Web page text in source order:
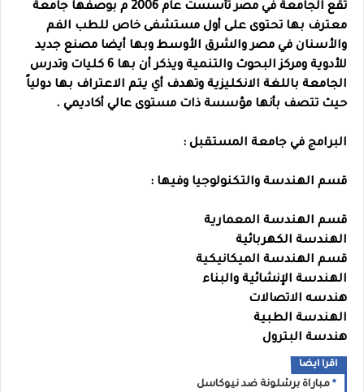
تقع الجامعة في مصر تأسست عام 2006 م بوصفها جامعة
معترف بها تحتوى على أول مستشفى خاص للطب الفم
والأسنان في مصر والشرق الأوسط وبها أيضا مصنع جديد
للأدوية ومركز البحوث والتنمية ويذكر أن بها 6 كليات وتدرس
الجامعة باللغة الانكليزية وتهدف أي يتم الاعتراف بها دولياً
حيث تتصف بأنها مؤسسة ذات مستوى عالي أكاديمي .
البرامج في جامعة المستقبل :
قسم الهندسة والتكنولوجيا وفيها :
قسم الهندسة المعمارية
الهندسة الكهربائية
قسم الهندسة الميكانيكية
الهندسة الإنشائية والبناء
هندسه الاتصالات
الهندسة الطبية
هندسة البترول
اقرا ايضا
مباراة برشلونة ضد نيوكاسل